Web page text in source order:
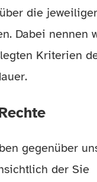
die
Dabei nennen
Kriterien
gegenüber
der Sie